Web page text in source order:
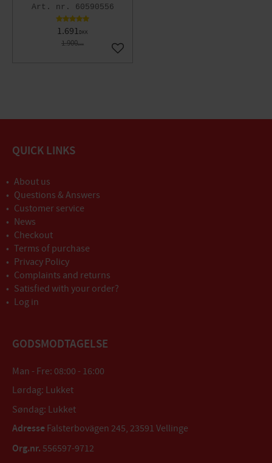
60590556
1.691DKK
1.900DKK
Gem som favorit
QUICK LINKS
About us
Questions & Answers
Customer service
News
Checkout
Terms of purchase
Privacy Policy
Complaints and returns
Satisfied with your order?
Log in
GODSMODTAGELSE
Man - Fre: 08:00 - 16:00
Lørdag: Lukket
Søndag: Lukket
Adresse Falsterbovägen 245, 23591 Vellinge
Org.nr. 556597-9712